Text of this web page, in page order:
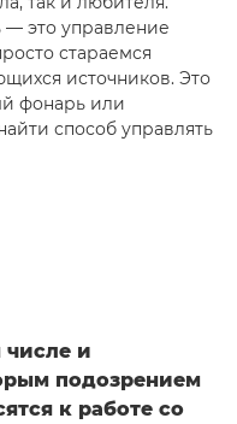
— это управление
стараемся
источников. Это
фонарь или
способ управлять
и
подозрением
к работе со